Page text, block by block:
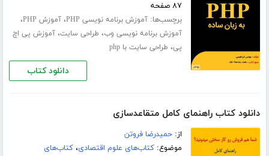
۸۷ صفحه
برچسب‌ها:آموزش برنامه نویسی PHP ،آموزش PHP ،
آموزش برنامه نویسی وب، طراحی سایت،آموزش پی اچ
پی، طراحی سایت با php
دانلود کتاب
دانلود کتاب راهنمای کامل متقاعدسازی
از:حمیدرضا فروتن
موضوع:کتاب‌های علوم اقتصادی،کتاب‌های